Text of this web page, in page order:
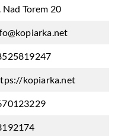
Nad Torem 20
kopiarka.net